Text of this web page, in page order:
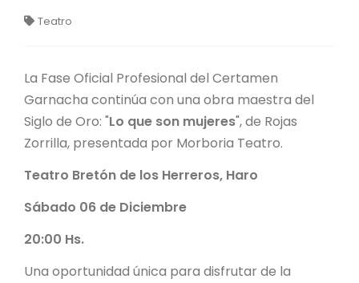
Teatro
La Fase Oficial Profesional del Certamen
Garnacha continúa con una obra maestra del
Siglo de Oro: "Lo que son mujeres", de Rojas
Zorrilla, presentada por Morboria Teatro.
Teatro Bretón de los Herreros, Haro
Sábado 06 de Diciembre
20:00 Hs.
Una oportunidad única para disfrutar de la